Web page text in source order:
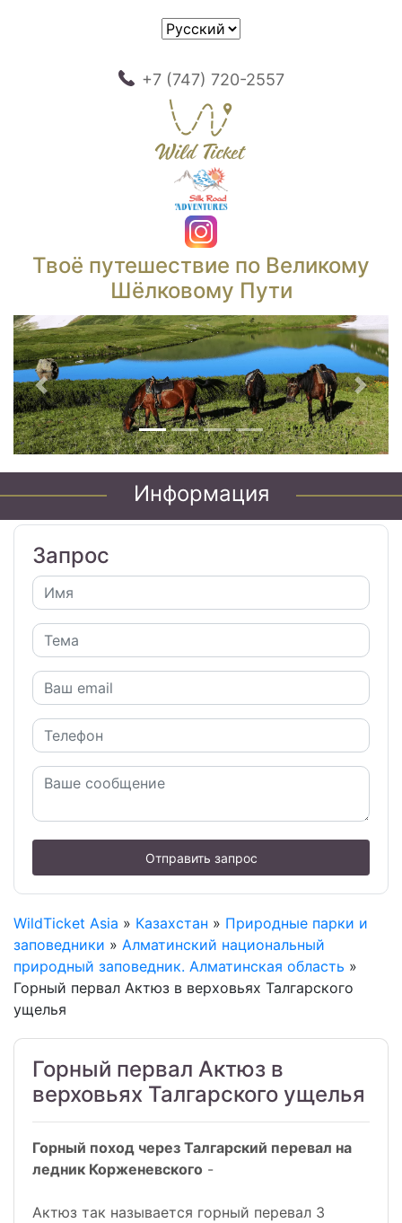
+7 (747) 720-2557
Твоё путешествие по Великому
Шёлковому Пути
Предыдущий
Информация
Запрос
Отправить запрос
WildTicket Asia » Казахстан » Природные парки и
заповедники » Алматинский национальный
природный заповедник. Алматинская область »
Горный первал Актюз в верховьях Талгарского
ущелья
Горный первал Актюз в
верховьях Талгарского ущелья
Горный поход через Талгарский перевал на
ледник Корженевского -
Актюз так называется горный перевал 3